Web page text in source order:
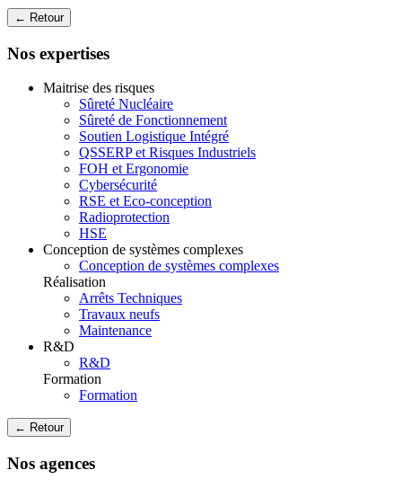
← Retour
Nos expertises
Maitrise des risques
Sûreté Nucléaire
Sûreté de Fonctionnement
Soutien Logistique Intégré
QSSERP et Risques Industriels
FOH et Ergonomie
Cybersécurité
RSE et Eco-conception
Radioprotection
HSE
Conception de systèmes complexes
Conception de systèmes complexes
Réalisation
Arrêts Techniques
Travaux neufs
Maintenance
R&D
R&D
Formation
Formation
← Retour
Nos agences